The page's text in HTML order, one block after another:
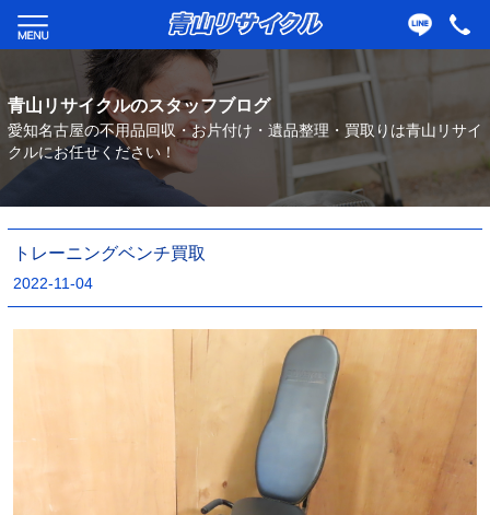
青山リサイクルのスタッフブログ
愛知名古屋の不用品回収・お片付け・遺品整理・買取りは青山リサイ
クルにお任せください！
トレーニングベンチ買取
2022-11-04